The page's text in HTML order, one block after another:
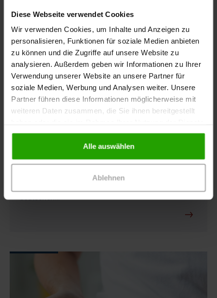
Diese Webseite verwendet Cookies
Wir verwenden Cookies, um Inhalte und Anzeigen zu
personalisieren, Funktionen für soziale Medien anbieten
zu können und die Zugriffe auf unsere Website zu
analysieren. Außerdem geben wir Informationen zu Ihrer
Verwendung unserer Website an unsere Partner für
soziale Medien, Werbung und Analysen weiter. Unsere
Partner führen diese Informationen möglicherweise mit
weiteren Daten zusammen, die Sie ihnen bereitgestellt
gesammelt haben.
Alle auswählen
Ablehnen
Aktueller Hinweis: Arzneimittelfälschungen im
Die Weltgesundheitsorganisation (WHO) schätzt,
dass in manchen Ländern mehr als jedes zehnte
deutschen…